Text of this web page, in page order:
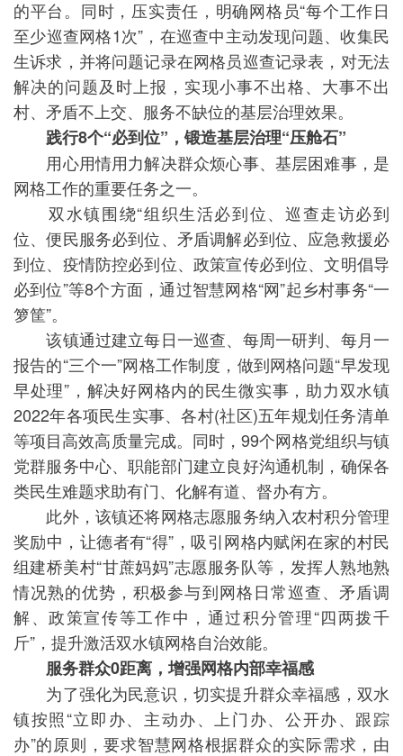
的平台。同时，压实责任，明确网格员“每个工作日
至少巡查网格1次”，在巡查中主动发现问题、收集民
生诉求，并将问题记录在网格员巡查记录表，对无法
解决的问题及时上报，实现小事不出格、大事不出
村、矛盾不上交、服务不缺位的基层治理效果。
践行8个“必到位”，锻造基层治理“压舱石”
用心用情用力解决群众烦心事、基层困难事，是
网格工作的重要任务之一。
双水镇围绕“组织生活必到位、巡查走访必到
位、便民服务必到位、矛盾调解必到位、应急救援必
到位、疫情防控必到位、政策宣传必到位、文明倡导
必到位”等8个方面，通过智慧网格“网”起乡村事务“一
箩筐”。
该镇通过建立每日一巡查、每周一研判、每月一
报告的“三个一”网格工作制度，做到网格问题“早发现
早处理”，解决好网格内的民生微实事，助力双水镇
2022年各项民生实事、各村(社区)五年规划任务清单
等项目高效高质量完成。同时，99个网格党组织与镇
党群服务中心、职能部门建立良好沟通机制，确保各
类民生难题求助有门、化解有道、督办有方。
此外，该镇还将网格志愿服务纳入农村积分管理
奖励中，让德者有“得”，吸引网格内赋闲在家的村民
组建桥美村“甘蔗妈妈”志愿服务队等，发挥人熟地熟
情况熟的优势，积极参与到网格日常巡查、矛盾调
解、政策宣传等工作中，通过积分管理“四两拨千
斤”，提升激活双水镇网格自治效能。
服务群众0距离，增强网格内部幸福感
为了强化为民意识，切实提升群众幸福感，双水
镇按照“立即办、主动办、上门办、公开办、跟踪
办”的原则，要求智慧网格根据群众的实际需求，由